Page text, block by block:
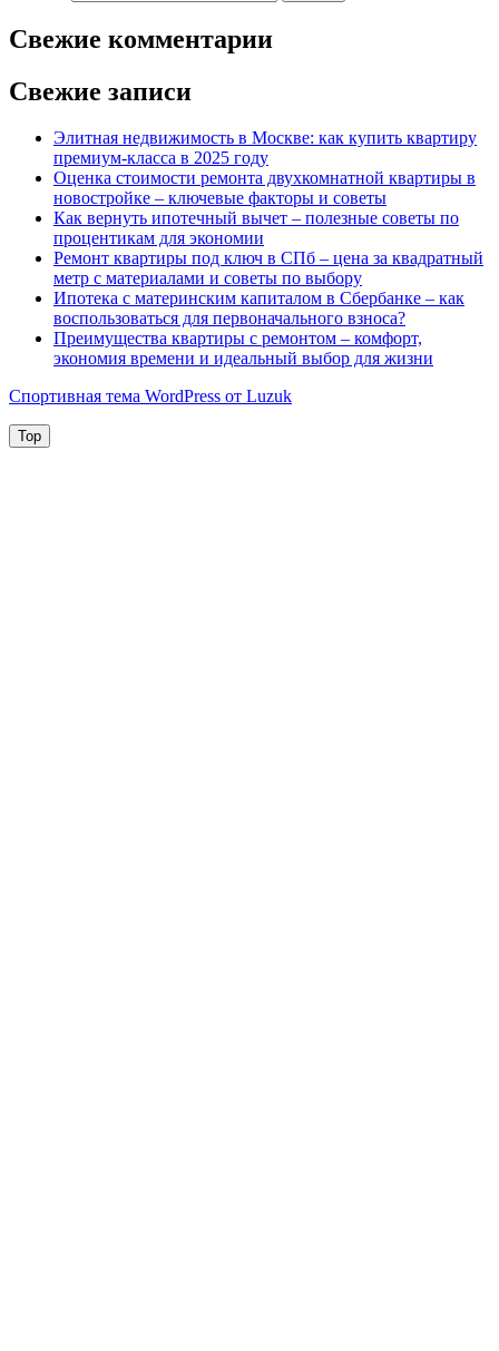
Свежие комментарии
Свежие записи
Элитная недвижимость в Москве: как купить квартиру
премиум-класса в 2025 году
Оценка стоимости ремонта двухкомнатной квартиры в
новостройке – ключевые факторы и советы
Как вернуть ипотечный вычет – полезные советы по
процентикам для экономии
Ремонт квартиры под ключ в СПб – цена за квадратный
метр с материалами и советы по выбору
Ипотека с материнским капиталом в Сбербанке – как
воспользоваться для первоначального взноса?
Преимущества квартиры с ремонтом – комфорт,
экономия времени и идеальный выбор для жизни
Спортивная тема WordPress от Luzuk
Top